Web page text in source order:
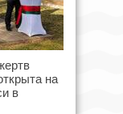
на
в